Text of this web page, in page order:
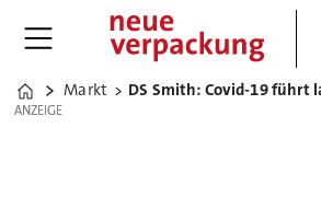
Home
Markt
ANZEIGE
ANZEIGE